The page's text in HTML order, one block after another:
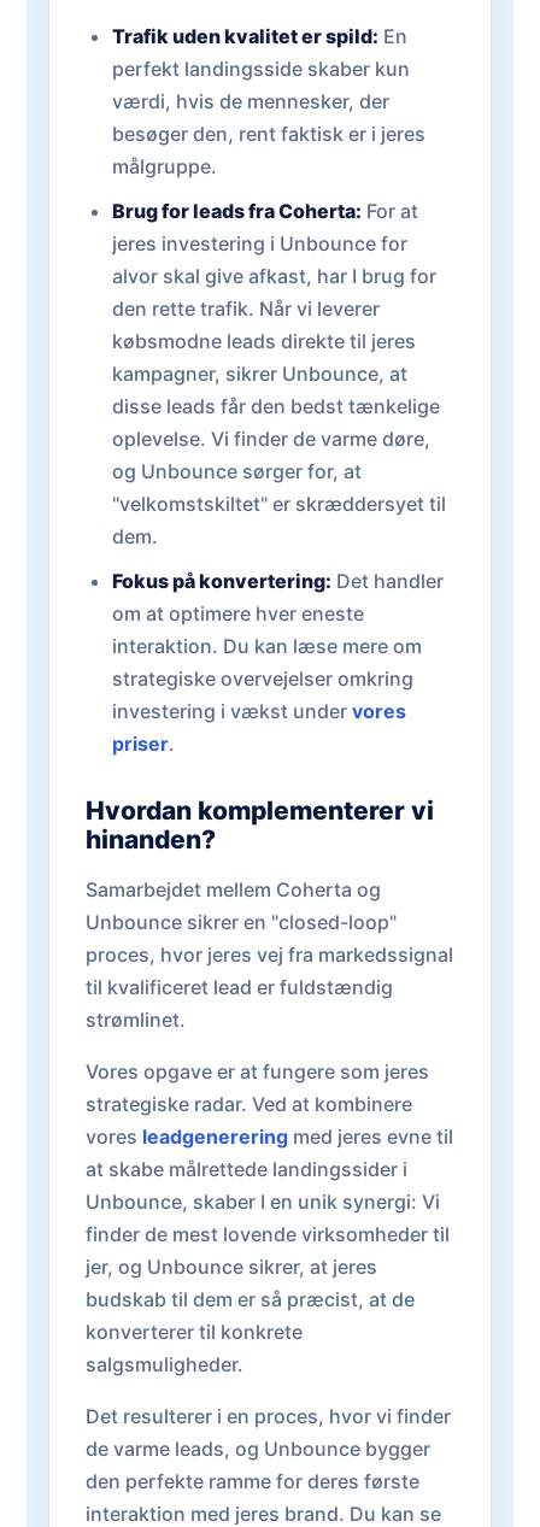
Trafik uden kvalitet er spild: En
perfekt landingsside skaber kun
værdi, hvis de mennesker, der
besøger den, rent faktisk er i jeres
målgruppe.
Brug for leads fra Coherta: For at
jeres investering i Unbounce for
alvor skal give afkast, har I brug for
den rette trafik. Når vi leverer
købsmodne leads direkte til jeres
kampagner, sikrer Unbounce, at
disse leads får den bedst tænkelige
oplevelse. Vi finder de varme døre,
og Unbounce sørger for, at
"velkomstskiltet" er skræddersyet til
dem.
Fokus på konvertering: Det handler
om at optimere hver eneste
interaktion. Du kan læse mere om
strategiske overvejelser omkring
investering i vækst under vores
priser.
Hvordan komplementerer vi
hinanden?
Samarbejdet mellem Coherta og
Unbounce sikrer en "closed-loop"
proces, hvor jeres vej fra markedssignal
til kvalificeret lead er fuldstændig
strømlinet.
Vores opgave er at fungere som jeres
strategiske radar. Ved at kombinere
vores leadgenerering med jeres evne til
at skabe målrettede landingssider i
Unbounce, skaber I en unik synergi: Vi
finder de mest lovende virksomheder til
jer, og Unbounce sikrer, at jeres
budskab til dem er så præcist, at de
konverterer til konkrete
salgsmuligheder.
Det resulterer i en proces, hvor vi finder
de varme leads, og Unbounce bygger
den perfekte ramme for deres første
interaktion med jeres brand. Du kan se